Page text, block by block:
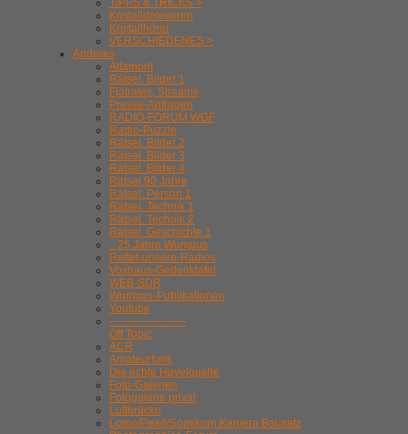
TIPPS & TRICKS >
Kristalldetekoren
Kristallhörer
VERSCHIEDENES >
Anderes
Altamont
Rätsel. Bilder 1
Flatrates, Streams
Presse-Anfragen
RADIO-FORUM WGF
Radio-Puzzle
Rätsel. Bilder 2
Rätsel. Bilder 3
Rätsel. Bilder 4
Rätsel 90 Jahre
Rätsel. Person 1
Rätsel. Technik 1
Rätsel. Technik 2
Rätsel. Geschichte 1
.. 25 Jahre Wumpus
Rettet-unsere-Radios
Voxhaus-Gedenktafel
WEB-SDR
Wumpus-Publikationen
Youtube
---------------------
Off Topic
ACR
Amateurfunk
Die echte Havelquelle
Foto-Galerien
Fotogalerie privat
Luftbrücke
Lomo/Pearl/Somikron Kamera Bausatz